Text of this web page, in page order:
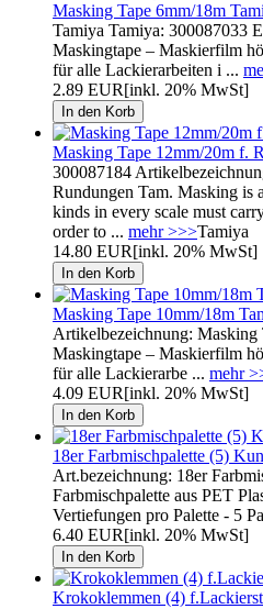
Masking Tape 6mm/18m
Tamiya Tamiya: 300087033
Maskingtape – Maskierfilm
für alle Lackierarbeiten i ...
2.89 EUR[inkl. 20% MwSt]
Masking Tape 12mm/20m f.
300087184
Rundungen Tam. Masking is
kinds in every scale must
order to ... mehr >>>Tamiya
14.80 EUR[inkl. 20% MwSt]
Masking Tape 10mm/18m
Artikelbezeichnung:
Maskingtape – Maskierfilm
für alle Lackierarbe ... mehr
4.09 EUR[inkl. 20% MwSt]
18er Farbmischpalette (5)
Art.bezeichnung: 18er
Farbmischpalette aus PET
Vertiefungen pro Palette - 5
6.40 EUR[inkl. 20% MwSt]
Krokoklemmen (4)